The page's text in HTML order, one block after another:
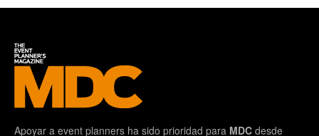
Apoyar a event planners ha sido prioridad para MDC desde